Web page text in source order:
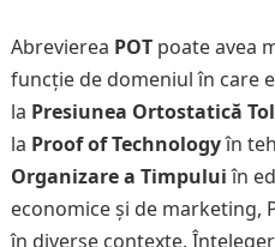
Abrevierea POTpoate avea
funcție de domeniul în care
la Presiunea Ortostatică
la Proof of Technologyîn
Organizare a Timpuluiîn
economice și de marketing,
în diverse contexte.